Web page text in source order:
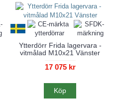
Ytterdörr Frida lagervara -
vitmålad M10x21 Vänster
17 075 kr
Köp